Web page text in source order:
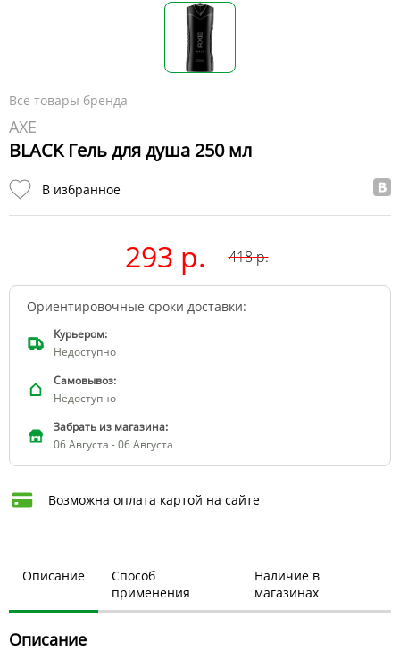
Все товары бренда
AXE
BLACK Гель для душа 250 мл
В избранное
293 р. 418р.
Ориентировочные сроки доставки:
Курьером:
Недоступно
Самовывоз:
Недоступно
Забрать из магазина:
06 Августа - 06 Августа
Возможна оплата картой на сайте
Описание
Способ
применения
Наличие в
магазинах
Описание